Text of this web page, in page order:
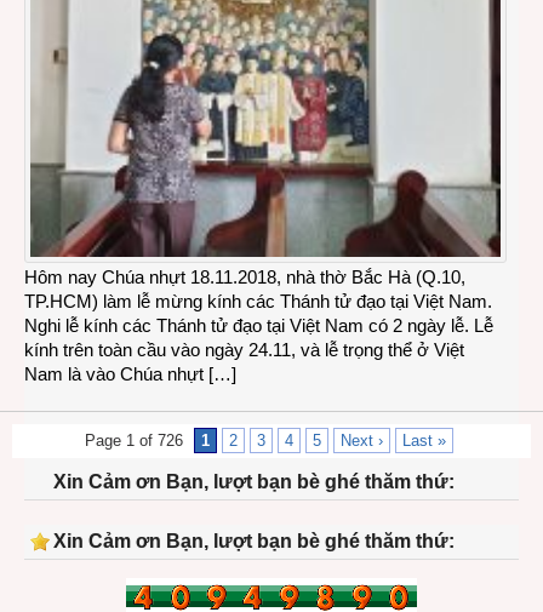
Hôm nay Chúa nhựt 18.11.2018, nhà thờ Bắc Hà (Q.10,
TP.HCM) làm lễ mừng kính các Thánh tử đạo tại Việt Nam.
Nghi lễ kính các Thánh tử đạo tại Việt Nam có 2 ngày lễ. Lễ
kính trên toàn cầu vào ngày 24.11, và lễ trọng thể ở Việt
Nam là vào Chúa nhựt […]
Page 1 of 726 1 2 3 4 5 Next › Last »
Xin Cảm ơn Bạn, lượt bạn bè ghé thăm thứ:
Xin Cảm ơn Bạn, lượt bạn bè ghé thăm thứ: